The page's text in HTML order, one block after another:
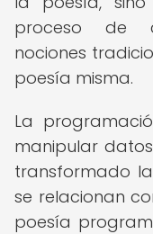
proceso de
nociones
poesía misma.
La
manipular
transformado
se relacionan
poesía